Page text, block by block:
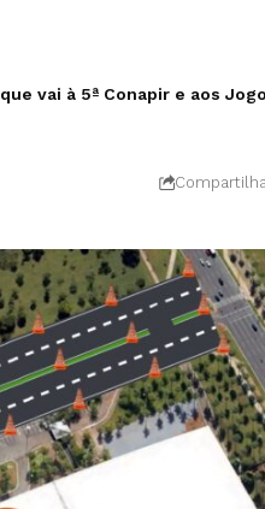
vai à 5ª Conapir e aos